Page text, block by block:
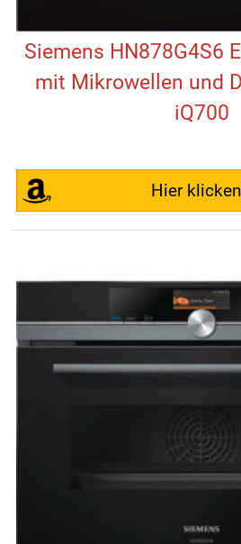
Siemens HN878G4S6
mit Mikrowellen und
iQ700
Hier